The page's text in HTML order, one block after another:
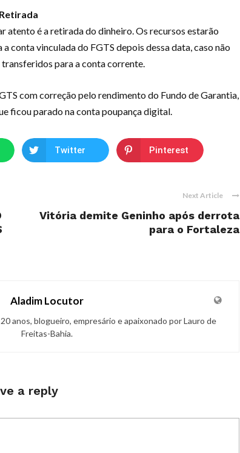
Retirada
é a retirada do dinheiro. Os recursos estarão
conta vinculada do FGTS depois dessa data, caso não
para a conta corrente.
com correção pelo rendimento do Fundo de Garantia,
ficou parado na conta poupança digital.
Twitter Pinterest
Next Article
Vitória demite Geninho após derrota
para o Fortaleza
Aladim Locutor
anos, blogueiro, empresário e apaixonado por Lauro de
Freitas-Bahia.
a reply